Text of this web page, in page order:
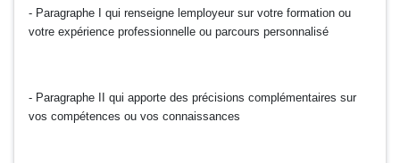
- Paragraphe I qui renseigne lemployeur sur votre formation ou
votre expérience professionnelle ou parcours personnalisé
- Paragraphe II qui apporte des précisions complémentaires sur
vos compétences ou vos connaissances